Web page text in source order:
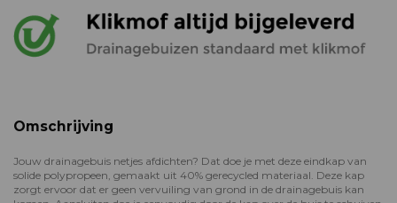
Omschrijving
Jouw drainagebuis netjes afdichten? Dat doe je met deze eindkap van
solide polypropeen, gemaakt uit 40% gerecycled materiaal. Deze kap
zorgt ervoor dat er geen vervuiling van grond in de drainagebuis kan